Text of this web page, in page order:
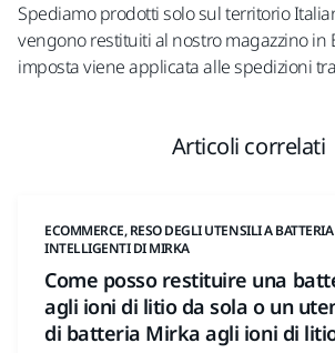
Spediamo prodotti solo sul territorio
vengono restituiti al nostro magazzino in
imposta viene applicata alle spedizioni
Articoli correlati
ECOMMERCE, RESO DEGLI UTENSILI A
INTELLIGENTI DI MIRKA
Come posso restituire una
agli ioni di litio da sola o un
di batteria Mirka agli ioni di